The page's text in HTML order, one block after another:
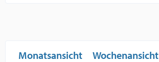
Monatsansicht Wochenansicht